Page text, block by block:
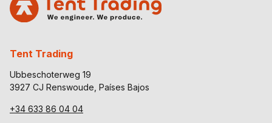
Tent Trading
Ubbeschoterweg 19
3927 CJ Renswoude, Países Bajos
+34 633 86 04 04